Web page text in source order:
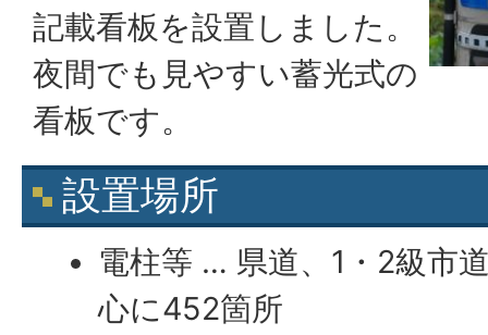
記載看板を設置しました。
夜間でも見やすい蓄光式の
看板です。
設置場所
電柱等 … 県道、1・2級市
心に452箇所